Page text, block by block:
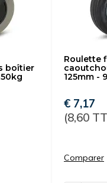
boîtier
Roulette
125mm -
€ 7,17
(8,60
Comparer